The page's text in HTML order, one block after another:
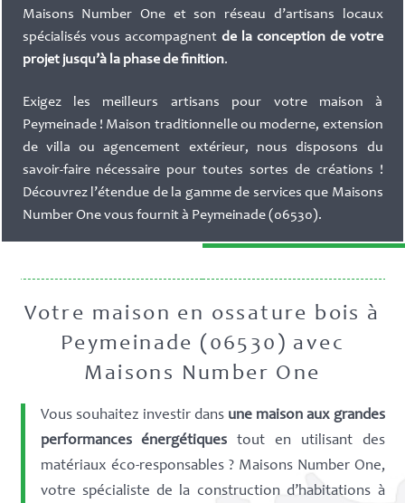
Maisons Number One et son réseau d’artisans locaux
spécialisés vous accompagnentde la conception de votre
projet jusqu’à la phase de finition.
Exigez les meilleurs artisans pour votre maison à
Peymeinade ! Maison traditionnelle ou moderne, extension
de villa ou agencement extérieur, nous disposons du
savoir-faire nécessaire pour toutes sortes de créations !
Découvrez l’étendue de la gamme de services que Maisons
Number One vous fournit à Peymeinade (06530).
Votre maison en ossature bois à
Peymeinade (06530) avec
Maisons Number One
Vous souhaitez investir dans une maison aux grandes
performances énergétiques tout en utilisant des
matériaux éco-responsables ? Maisons Number One,
votre spécialiste de la construction d’habitations à